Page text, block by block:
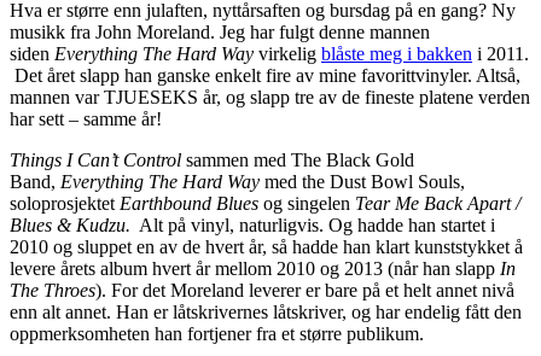
Hva er større enn julaften, nyttårsaften og bursdag på en gang? Ny
musikk fra John Moreland. Jeg har fulgt denne mannen
siden Everything The Hard Way virkelig blåste meg i bakken i 2011.
Det året slapp han ganske enkelt fire av mine favorittvinyler. Altså,
mannen var TJUESEKS år, og slapp tre av de fineste platene verden
har sett – samme år!
Things I Can’t Control sammen med The Black Gold
Band, Everything The Hard Way med the Dust Bowl Souls,
soloprosjektet Earthbound Blues og singelen Tear Me Back Apart /
Blues & Kudzu. Alt på vinyl, naturligvis. Og hadde han startet i
2010 og sluppet en av de hvert år, så hadde han klart kunststykket å
levere årets album hvert år mellom 2010 og 2013 (når han slapp In
The Throes). For det Moreland leverer er bare på et helt annet nivå
enn alt annet. Han er låtskrivernes låtskriver, og har endelig fått den
oppmerksomheten han fortjener fra et større publikum.